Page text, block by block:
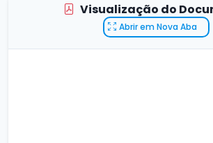
Visualização do
Abrir em Nova Aba